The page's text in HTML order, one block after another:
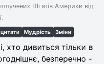
Штатів Америки від
Мудрість Зміни
хто дивиться тільки в
безперечно -